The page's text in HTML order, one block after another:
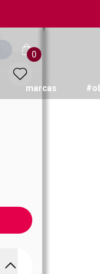
0
marcas